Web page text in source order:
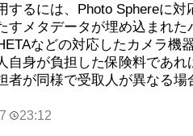
するには、Photo Sphereに
すメタデータが埋め込まれ
などの対応したカメラ機
自身が負担した保険料であ
者が同様で受取人が異なる場
23:12